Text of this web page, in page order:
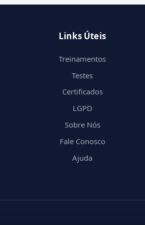
Links Úteis
Treinamentos
Testes
Certificados
LGPD
Sobre Nós
Fale Conosco
Ajuda